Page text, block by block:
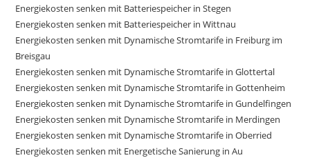
Energiekosten senken mit Batteriespeicher in Stegen
Energiekosten senken mit Batteriespeicher in Wittnau
Energiekosten senken mit Dynamische Stromtarife in Freiburg im
Breisgau
Energiekosten senken mit Dynamische Stromtarife in Glottertal
Energiekosten senken mit Dynamische Stromtarife in Gottenheim
Energiekosten senken mit Dynamische Stromtarife in Gundelfingen
Energiekosten senken mit Dynamische Stromtarife in Merdingen
Energiekosten senken mit Dynamische Stromtarife in Oberried
Energiekosten senken mit Energetische Sanierung in Au